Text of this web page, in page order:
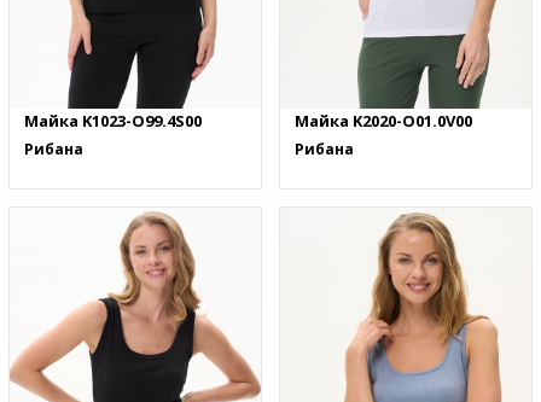
Майка K1023-O99.4S00
Рибана
Майка K2020-O01.0V00
Рибана